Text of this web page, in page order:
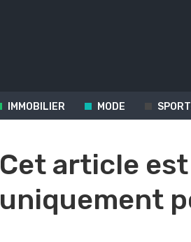
IMMOBILIER MODE
Cet article
uniquement